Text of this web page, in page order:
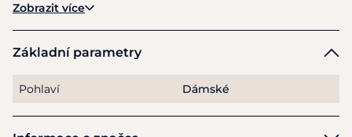
příjemná na nošení, což oceníte při každém závodním
výkonu i během tréninku.
vlastnostmi, díky kterým pomáhá udržet optimální
kontrastním lemováním krásně zvýrazňuje siluetu,
Zobrazit více
Základní parametry
Pohlaví Dámské